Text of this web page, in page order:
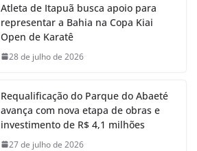
Atleta de Itapuã busca apoio para
representar a Bahia na Copa Kiai
Open de Karatê
28 de julho de 2026
Requalificação do Parque do Abaeté
avança com nova etapa de obras e
investimento de R$ 4,1 milhões
27 de julho de 2026